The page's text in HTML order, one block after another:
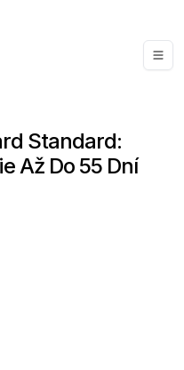
Standard:
Až Do 55 Dní